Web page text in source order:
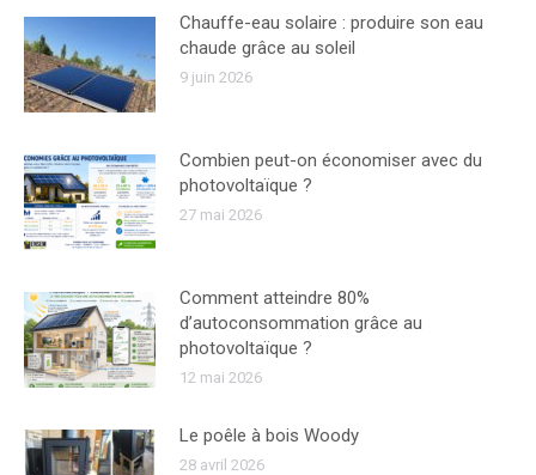
Chauffe-eau solaire : produire son eau
chaude grâce au soleil
9 juin 2026
Combien peut-on économiser avec du
photovoltaïque ?
27 mai 2026
Comment atteindre 80%
d’autoconsommation grâce au
photovoltaïque ?
12 mai 2026
Le poêle à bois Woody
28 avril 2026